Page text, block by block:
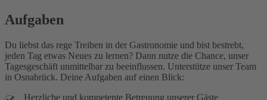
Aufgaben
Du liebst das rege Treiben in der Gastronomie und bist bestrebt,
jeden Tag etwas Neues zu lernen? Dann nutze die Chance, unser
Tagesgeschäft unmittelbar zu beeinflussen. Unterstütze unser Team
in Osnabrück. Deine Aufgaben auf einen Blick:
Herzliche und kompetente Betreuung unserer Gäste